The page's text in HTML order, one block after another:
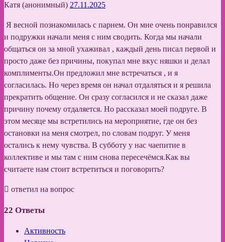
Катя (анонимный) 27.11.2025
Я весной познакомилась с парнем. Он мне очень понравился
и подружки начали меня с ним сводить. Когда мы начали
общаться он за мной ухаживал , каждый день писал первой и
просто даже без причины, покупал мне вкус няшки и делал
комплименты.Он предложил мне встречаться , и я
согласилась. Но через время он начал отдаляться и я решила
прекратить общение. Он сразу согласился и не сказал даже
причину почему отдаляется. Но рассказал моей подруге. В
этом месяце мы встретились на мероприятие, где он без
остановки на меня смотрел, по словам подруг. У меня
остались к нему чувства. В субботу у нас чаепитие в
коллективе и мы там с ним снова пересечёмся.Как вы
считаете нам стоит встретиться и поговорить?
ответил на вопрос
22 Ответы
Активность